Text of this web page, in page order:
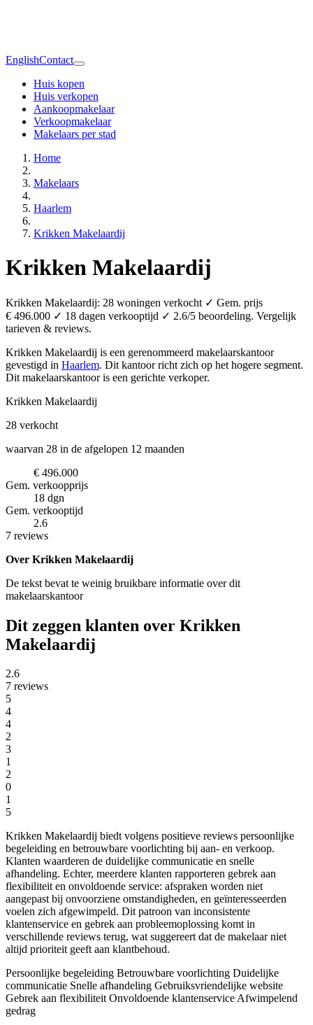
EnglishContact
Huis kopen
Huis verkopen
Aankoopmakelaar
Verkoopmakelaar
Makelaars per stad
Home
Makelaars
Haarlem
Krikken Makelaardij
Krikken Makelaardij
Krikken Makelaardij: 28 woningen verkocht ✓ Gem. prijs
€ 496.000 ✓ 18 dagen verkooptijd ✓ 2.6/5 beoordeling. Vergelijk
tarieven & reviews.
Krikken Makelaardij is een gerenommeerd makelaarskantoor
gevestigd in Haarlem. Dit kantoor richt zich op het hogere segment.
Dit makelaarskantoor is een gerichte verkoper.
Krikken Makelaardij
28 verkocht
waarvan 28 in de afgelopen 12 maanden
€ 496.000
Gem. verkoopprijs
18 dgn
Gem. verkooptijd
2.6
7 reviews
Over Krikken Makelaardij
De tekst bevat te weinig bruikbare informatie over dit
makelaarskantoor
Dit zeggen klanten over Krikken
Makelaardij
2.6
7 reviews
5
4
4
2
3
1
2
0
1
5
Krikken Makelaardij biedt volgens positieve reviews persoonlijke
begeleiding en betrouwbare voorlichting bij aan- en verkoop.
Klanten waarderen de duidelijke communicatie en snelle
afhandeling. Echter, meerdere klanten rapporteren gebrek aan
flexibiliteit en onvoldoende service: afspraken worden niet
aangepast bij onvoorziene omstandigheden, en geïnteresseerden
voelen zich afgewimpeld. Dit patroon van inconsistente
klantenservice en gebrek aan probleemoplossing komt in
verschillende reviews terug, wat suggereert dat de makelaar niet
altijd prioriteit geeft aan klantbehoud.
Persoonlijke begeleiding Betrouwbare voorlichting Duidelijke
communicatie Snelle afhandeling Gebruiksvriendelijke website
Gebrek aan flexibiliteitOnvoldoende klantenserviceAfwimpelend
gedrag